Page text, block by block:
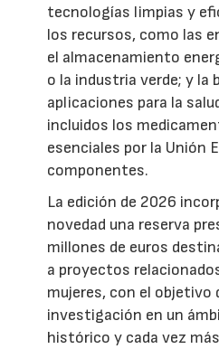
tecnologías limpias y
los recursos, como las
el almacenamiento
o la industria verde; y la
aplicaciones para la
incluidos los
esenciales por la Unión
componentes.
La edición de 2026
novedad una reserva
millones de euros
a proyectos
mujeres, con el objetivo
investigación en un
histórico y cada vez